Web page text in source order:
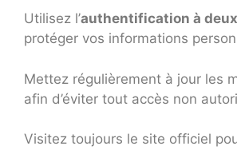
Utilisez l’authentification à
protéger vos informations
Mettez régulièrement à jour les
afin d’éviter tout accès non
Visitez toujours le site officiel